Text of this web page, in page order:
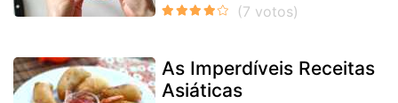
As Imperdíveis Receitas
Asiáticas